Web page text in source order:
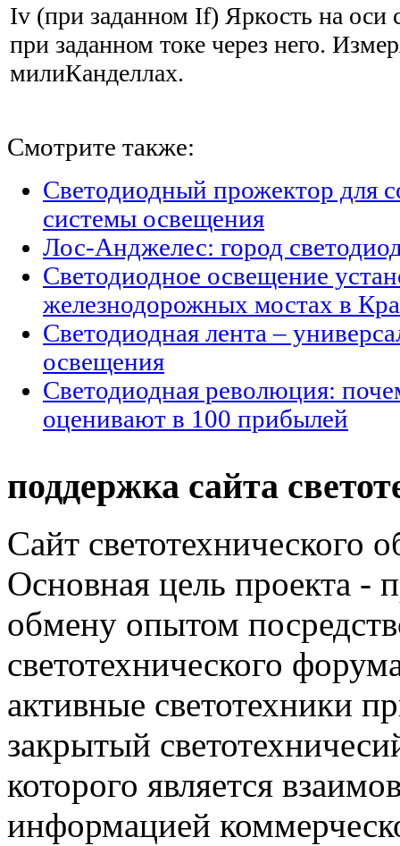
Iv (при заданном If) Яркость на оси
при заданном токе через него.
милиКанделлах.
Смотрите также:
Светодиодный прожектор для
системы освещения
Лос-Анджелес: город
Светодиодное освещение
железнодорожных мостах в
Светодиодная лента –
освещения
Светодиодная революция:
оценивают в 100 прибылей
поддержка сайта
Сайт светотехнического
Основная цель проекта -
обмену опытом
светотехнического
активные светотехники
закрытый
которого является
информацией